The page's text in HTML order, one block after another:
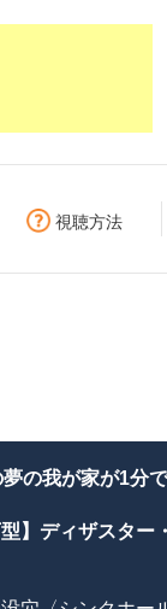
視聴方法
の我が家が1分
型】ディザスター